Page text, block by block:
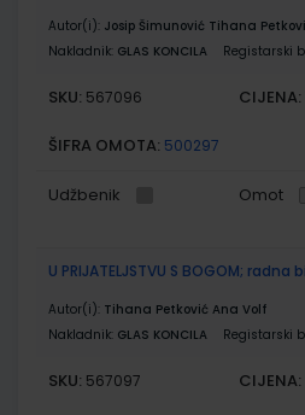
Autor(i): Josip Šimunović Tihana
Nakladnik: GLAS KONCILA Registarski
SKU: 567096 CIJENA:
ŠIFRA OMOTA: 500297
Udžbenik Omot
U PRIJATELJSTVU S BOGOM; radna
Autor(i): Tihana Petković Ana Volf
Nakladnik: GLAS KONCILA Registarski
SKU: 567097 CIJENA: